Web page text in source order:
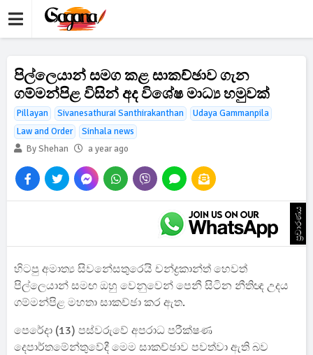
පිල්ලෙයාන් සමග කළ සාකච්ඡාව ගැන
ගම්මන්පිළ විසින් අද විශේෂ මාධ්‍ය හමුවක්
Pillayan Sivanesathurai Santhirakanthan
Udaya Gammanpila
Law and Order
Sinhala news
By Shehan
a year ago
ප්‍රචාරණය
හිටපු අමාත්‍ය සිවනේසතුරෙයි චන්ද්‍රකාන්ත් හෙවත්
පිල්ලෙයාන් සමඟ ඔහු වෙනුවෙන් පෙනී සිටින නීතිඥ උදය
ගම්මන්පිළ මහතා සාකච්ඡා කර ඇත.
පෙරේදා (13) පස්වරුවේ අපරාධ පරීක්ෂණ
දෙපාර්තමේන්තුවේදී මෙම සාකච්ඡාව පවත්වා ඇති බව